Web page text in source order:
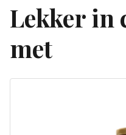
Lekker in
met